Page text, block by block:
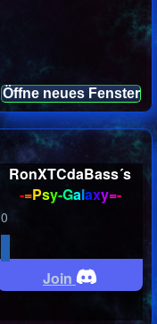
Öffne neues Fenster
RonXTCdaBass´s
-=Psy-Galaxy=-
0
Join